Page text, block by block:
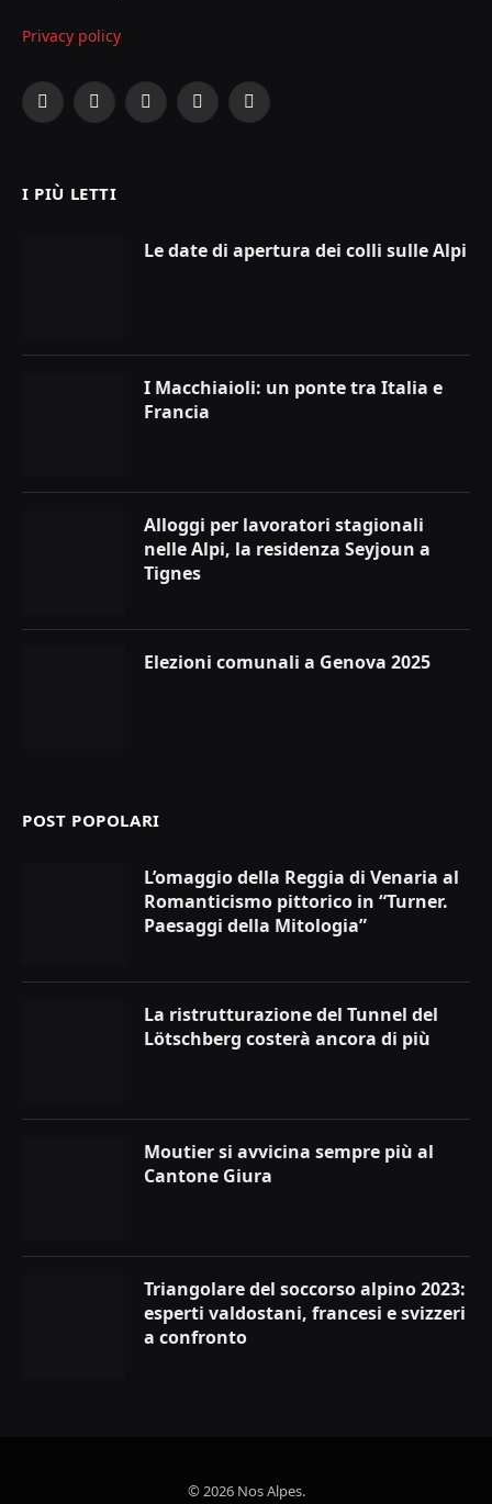
Privacy policy
Facebook
X
InstagramYouTubeLinkedIn
I PIÙ LETTI
Le date di apertura dei colli sulle Alpi
I Macchiaioli: un ponte tra Italia e
Francia
Alloggi per lavoratori stagionali
nelle Alpi, la residenza Seyjoun a
Tignes
Elezioni comunali a Genova 2025
POST POPOLARI
L’omaggio della Reggia di Venaria al
Romanticismo pittorico in “Turner.
Paesaggi della Mitologia”
La ristrutturazione del Tunnel del
Lötschberg costerà ancora di più
Moutier si avvicina sempre più al
Cantone Giura
Triangolare del soccorso alpino 2023:
esperti valdostani, francesi e svizzeri
a confronto
© 2026 Nos Alpes.